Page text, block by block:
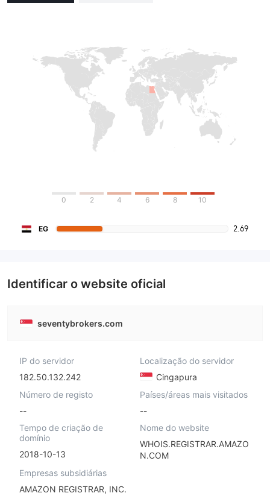
0 2 4 6 8 10
EG 2.69
Identificar o website oficial
seventybrokers.com
IP do servidor
182.50.132.242
Localização do servidor
Cingapura
Número de registo
--
Países/áreas mais visitados
--
Tempo de criação de
domínio
2018-10-13
Nome do website
WHOIS.REGISTRAR.AMAZO
N.COM
Empresas subsidiárias
AMAZON REGISTRAR, INC.